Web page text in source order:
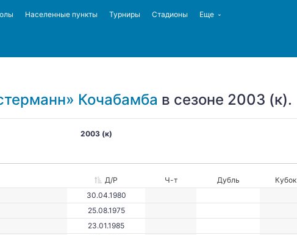
Населенные пункты Турниры Стадионы Еще
Кочабамба в сезоне 2003 (к).
2003 (к)
Д/Р Ч-т Дубль Кубок
30.04.1980
25.08.1975
23.01.1985